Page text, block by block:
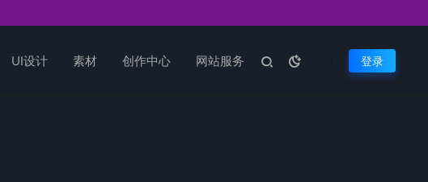
UI设计 素材 创作中心 网站服务 登录